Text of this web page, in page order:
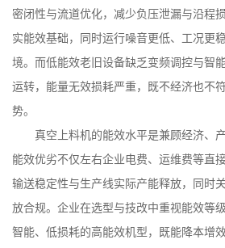
密闭性与流道优化，减少负压泄漏与沿程
实能效基础，同时运行噪音更低、工况更
境。而低能效老旧设备缺乏变频调控与智
运转，能量无效损耗严重，既不经济也不
势。
真空上料机的能效水平是兼顾经济、
能效优劣不仅左右企业电费、运维费等直
输送稳定性与生产线实际产能释放，同时
放合规。企业在选型与技改中重视能效等
智能、低损耗的高能效机型，既能降本增